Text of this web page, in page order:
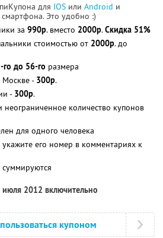
для IOS или Android и
Это удобно :)
за 990р. вместо 2000р.Скидка 51%
стоимостью от 2000р. до
го до 56-го размера
Москве - 300р.
- 300р.
количество купонов
для одного человека
его номер в комментариях к
2012 включительно
купоном